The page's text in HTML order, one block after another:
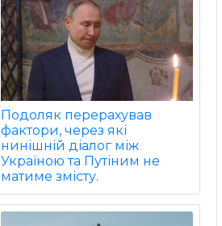
Подоляк перерахував
фактори, через які
нинішній діалог між
Україною та Путіним не
матиме змісту.